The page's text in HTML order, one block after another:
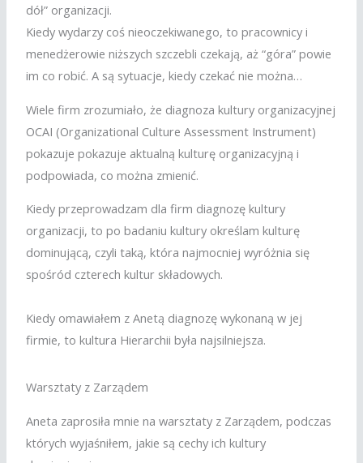
dół” organizacji.
Kiedy wydarzy coś nieoczekiwanego, to pracownicy i
menedżerowie niższych szczebli czekają, aż “góra” powie
im co robić. A są sytuacje, kiedy czekać nie można…
Wiele firm zrozumiało, że diagnoza kultury organizacyjnej
OCAI (Organizational Culture Assessment Instrument)
pokazuje pokazuje aktualną kulturę organizacyjną i
podpowiada, co można zmienić.
Kiedy przeprowadzam dla firm diagnozę kultury
organizacji, to po badaniu kultury określam kulturę
dominującą, czyli taką, która najmocniej wyróżnia się
spośród czterech kultur składowych.
Kiedy omawiałem z Anetą diagnozę wykonaną w jej
firmie, to kultura Hierarchii była najsilniejsza.
Warsztaty z Zarządem
Aneta zaprosiła mnie na warsztaty z Zarządem, podczas
których wyjaśniłem, jakie są cechy ich kultury